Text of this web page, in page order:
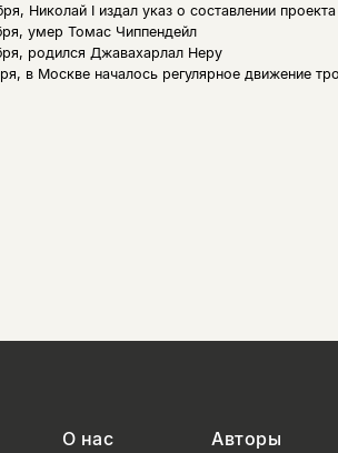
Николай I издал указ о составлении
умер Томас Чиппендейл
родился Джавахарлал Неру
в Москве началось регулярное движение
О нас Авторы